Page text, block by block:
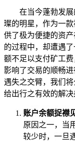
在当今蓬勃发
璨的明星，作为一
供了极为便捷的资
的过程中，却遭遇
额不足以支付矿工
影响了交易的顺畅
遇失之交臂，我们
给出行之有效的解决
账户余额捉襟
原因之一，当
较少时，一旦